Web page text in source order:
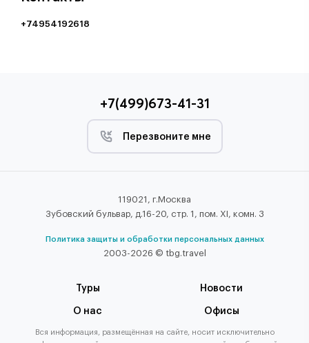
+74954192618
+7(499)673-41-31
Перезвоните мне
119021, г.Москва
Зубовский бульвар, д.16-20, стр. 1, пом. XI, комн. 3
Политика защиты и обработки персональных данных
2003-2026 © tbg.travel
Туры Новости
О нас Офисы
Вся информация, размещённая на сайте, носит исключительно